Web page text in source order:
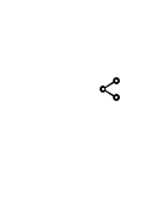
share